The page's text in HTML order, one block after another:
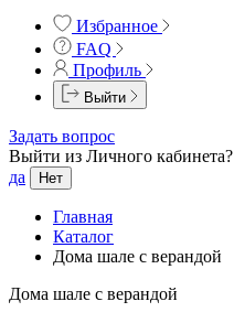
Избранное
FAQ
Профиль
Выйти
Задать вопрос
Выйти из Личного кабинета?
да
Нет
Главная
Каталог
Дома шале с верандой
Дома шале с верандой